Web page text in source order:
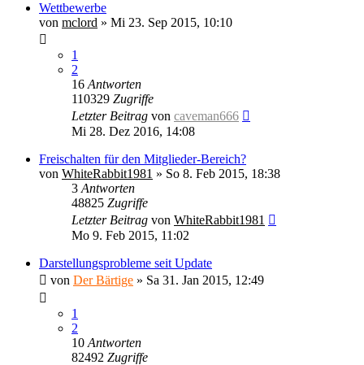
Wettbewerbe
von mclord » Mi 23. Sep 2015, 10:10
1
2
16 Antworten
110329 Zugriffe
Letzter Beitrag von caveman666
Mi 28. Dez 2016, 14:08
Freischalten für den Mitglieder-Bereich?
von WhiteRabbit1981 » So 8. Feb 2015, 18:38
3 Antworten
48825 Zugriffe
Letzter Beitrag von WhiteRabbit1981
Mo 9. Feb 2015, 11:02
Darstellungsprobleme seit Update
von Der Bärtige » Sa 31. Jan 2015, 12:49
1
2
10 Antworten
82492 Zugriffe